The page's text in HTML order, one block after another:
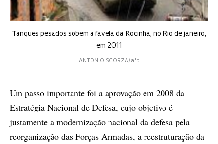
Tanques pesados sobem a favela da Rocinha, no Rio de janeiro,
em 2011
ANTONIO SCORZA/afp
Um passo importante foi a aprovação em 2008 da
Estratégia Nacional de Defesa, cujo objetivo é
justamente a modernização nacional da defesa pela
reorganização das Forças Armadas, a reestruturação da